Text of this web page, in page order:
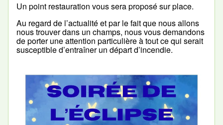
Un point restauration vous sera proposé sur place.
Au regard de l’actualité et par le fait que nous allons
nous trouver dans un champs, nous vous demandons
de porter une attention particulière à tout ce qui serait
susceptible d’entraîner un départ d’incendie.